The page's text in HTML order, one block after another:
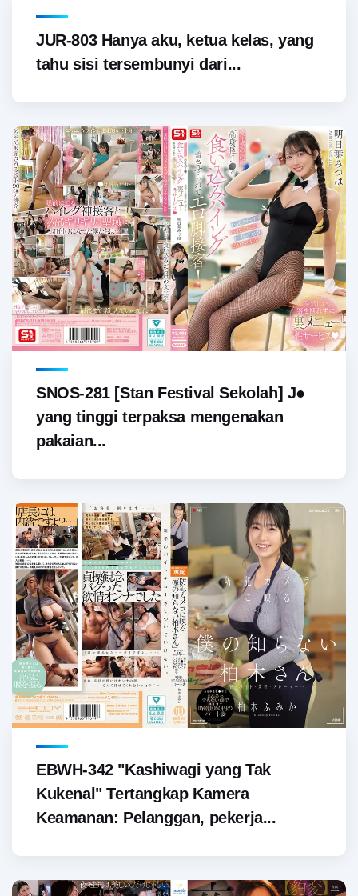
JUR-803 Hanya aku, ketua kelas, yang
tahu sisi tersembunyi dari...
SNOS-281 [Stan Festival Sekolah] J●
yang tinggi terpaksa mengenakan
pakaian...
EBWH-342 "Kashiwagi yang Tak
Kukenal" Tertangkap Kamera
Keamanan: Pelanggan, pekerja...